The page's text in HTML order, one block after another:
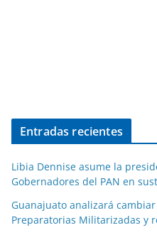
Entradas recientes
Libia Dennise asume la
Gobernadores del PAN en
Guanajuato analizará
Preparatorias Militarizadas y